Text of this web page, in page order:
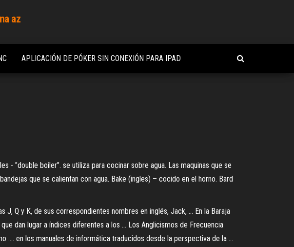
az
APLICACIÓN DE PÓKER SIN CONEXIÓN PARA IPAD
- "double boiler". se utiliza para cocinar sobre agua. Las maquinas que se
que se calientan con agua. Bake (ingles) – cocido en el horno. Bard
J, Q y K, de sus correspondientes nombres en inglés, Jack, ... En la Baraja
dan lugar a índices diferentes a los ... Los Anglicismos de Frecuencia
en los manuales de informática traducidos desde la perspectiva de la ...